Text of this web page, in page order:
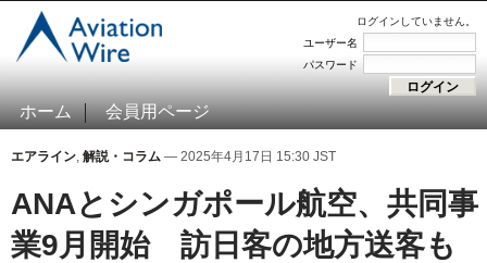
ログインしていません。
ユーザー名
パスワード
ホーム 会員用ページ
エアライン, 解説・コラム — 2025年4月17日 15:30 JST
ANAとシンガポール航空、共同事
業9月開始 訪日客の地方送客も